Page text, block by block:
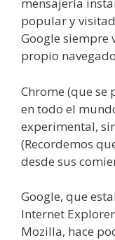
popular y
Google siempre
propio
Chrome (que se
en todo el
experimental,
(Recordemos
desde sus
Google, que
Internet
Mozilla, hace